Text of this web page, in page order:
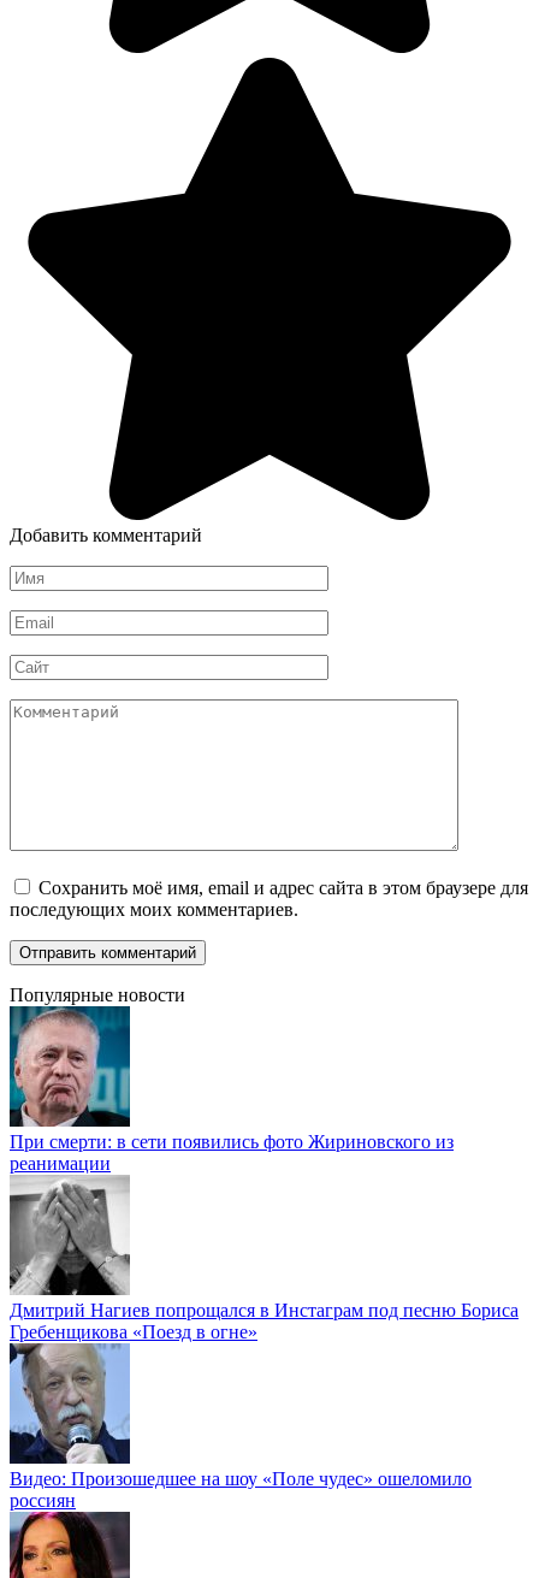
Добавить комментарий
Имя
*
Email
*
Сайт
Комментарий
Сохранить моё имя, email и адрес сайта в этом браузере для
последующих моих комментариев.
Популярные новости
При смерти: в сети появились фото Жириновского из
реанимации
Дмитрий Нагиев попрощался в Инстаграм под песню Бориса
Гребенщикова «Поезд в огне»
Видео: Произошедшее на шоу «Поле чудес» ошеломило
россиян